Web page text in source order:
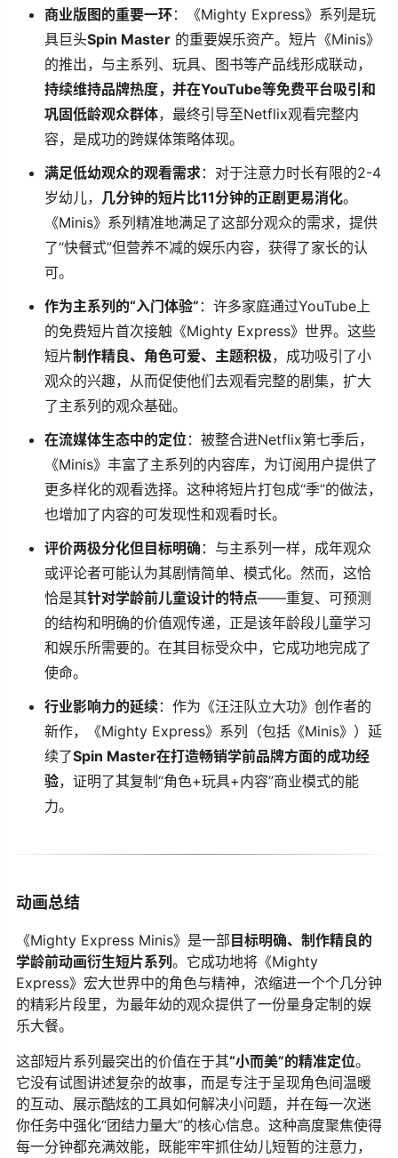
商业版图的重要一环：《Mighty Express》系列是玩
具巨头Spin Master ​ 的重要娱乐资产。短片《Minis》
的推出，与主系列、玩具、图书等产品线形成联动，
持续维持品牌热度，并在YouTube等免费平台吸引和
巩固低龄观众群体，最终引导至Netflix观看完整内
容，是成功的跨媒体策略体现。
满足低幼观众的观看需求：对于注意力时长有限的2-4
岁幼儿， 几分钟的短片比11分钟的正剧更易消化。
《Minis》系列精准地满足了这部分观众的需求，提供
了“快餐式”但营养不减的娱乐内容，获得了家长的认
可。
作为主系列的“入门体验” ：许多家庭通过YouTube上
的免费短片首次接触《Mighty Express》世界。这些
短片制作精良、角色可爱、主题积极，成功吸引了小
观众的兴趣，从而促使他们去观看完整的剧集，扩大
了主系列的观众基础。
在流媒体生态中的定位：被整合进Netflix第七季后，
《Minis》丰富了主系列的内容库，为订阅用户提供了
更多样化的观看选择。这种将短片打包成“季”的做法，
也增加了内容的可发现性和观看时长。
评价两极分化但目标明确 ：与主系列一样，成年观众
或评论者可能认为其剧情简单、模式化。然而，这恰
恰是其针对学龄前儿童设计的特点——重复、可预测
的结构和明确的价值观传递，正是该年龄段儿童学习
和娱乐所需要的。在其目标受众中，它成功地完成了
使命。
行业影响力的延续：作为《汪汪队立大功》创作者的
新作，《Mighty Express》系列（包括《Minis》）延
续了Spin Master在打造畅销学前品牌方面的成功经
验，证明了其复制“角色+玩具+内容”商业模式的能
力。
动画总结
《Mighty Express Minis》是一部 目标明确、制作精良的
学龄前动画衍生短片系列 。它成功地将《Mighty
Express》宏大世界中的角色与精神，浓缩进一个个几分钟
的精彩片段里，为最年幼的观众提供了一份量身定制的娱
乐大餐。
这部短片系列最突出的价值在于其“小而美”的精准定位。
它没有试图讲述复杂的故事，而是专注于呈现角色间温暖
的互动、展示酷炫的工具如何解决小问题，并在每一次迷
你任务中强化“团结力量大”的核心信息。这种高度聚焦使得
每一分钟都充满效能，既能牢牢抓住幼儿短暂的注意力，